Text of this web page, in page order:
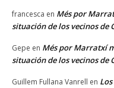
francesca en Més por
situación de los vecinos de
Gepe en Més por Marratxí
situación de los vecinos de
Guillem Fullana Vanrell en